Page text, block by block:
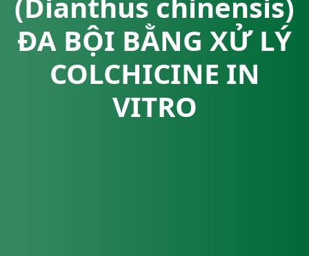
ĐA BỘI BẰNG XỬ LÝ
COLCHICINE IN
VITRO